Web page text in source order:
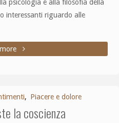
psicologia e alla filosofia della
interessanti riguardo alle
, Piacere e dolore
la coscienza